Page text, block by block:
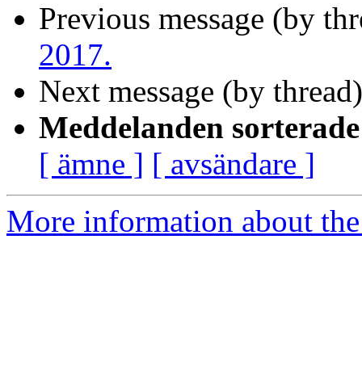
Previous message (by
2017.
Next message (by
Meddelanden
[ ämne ] [ avsändare ]
More information about